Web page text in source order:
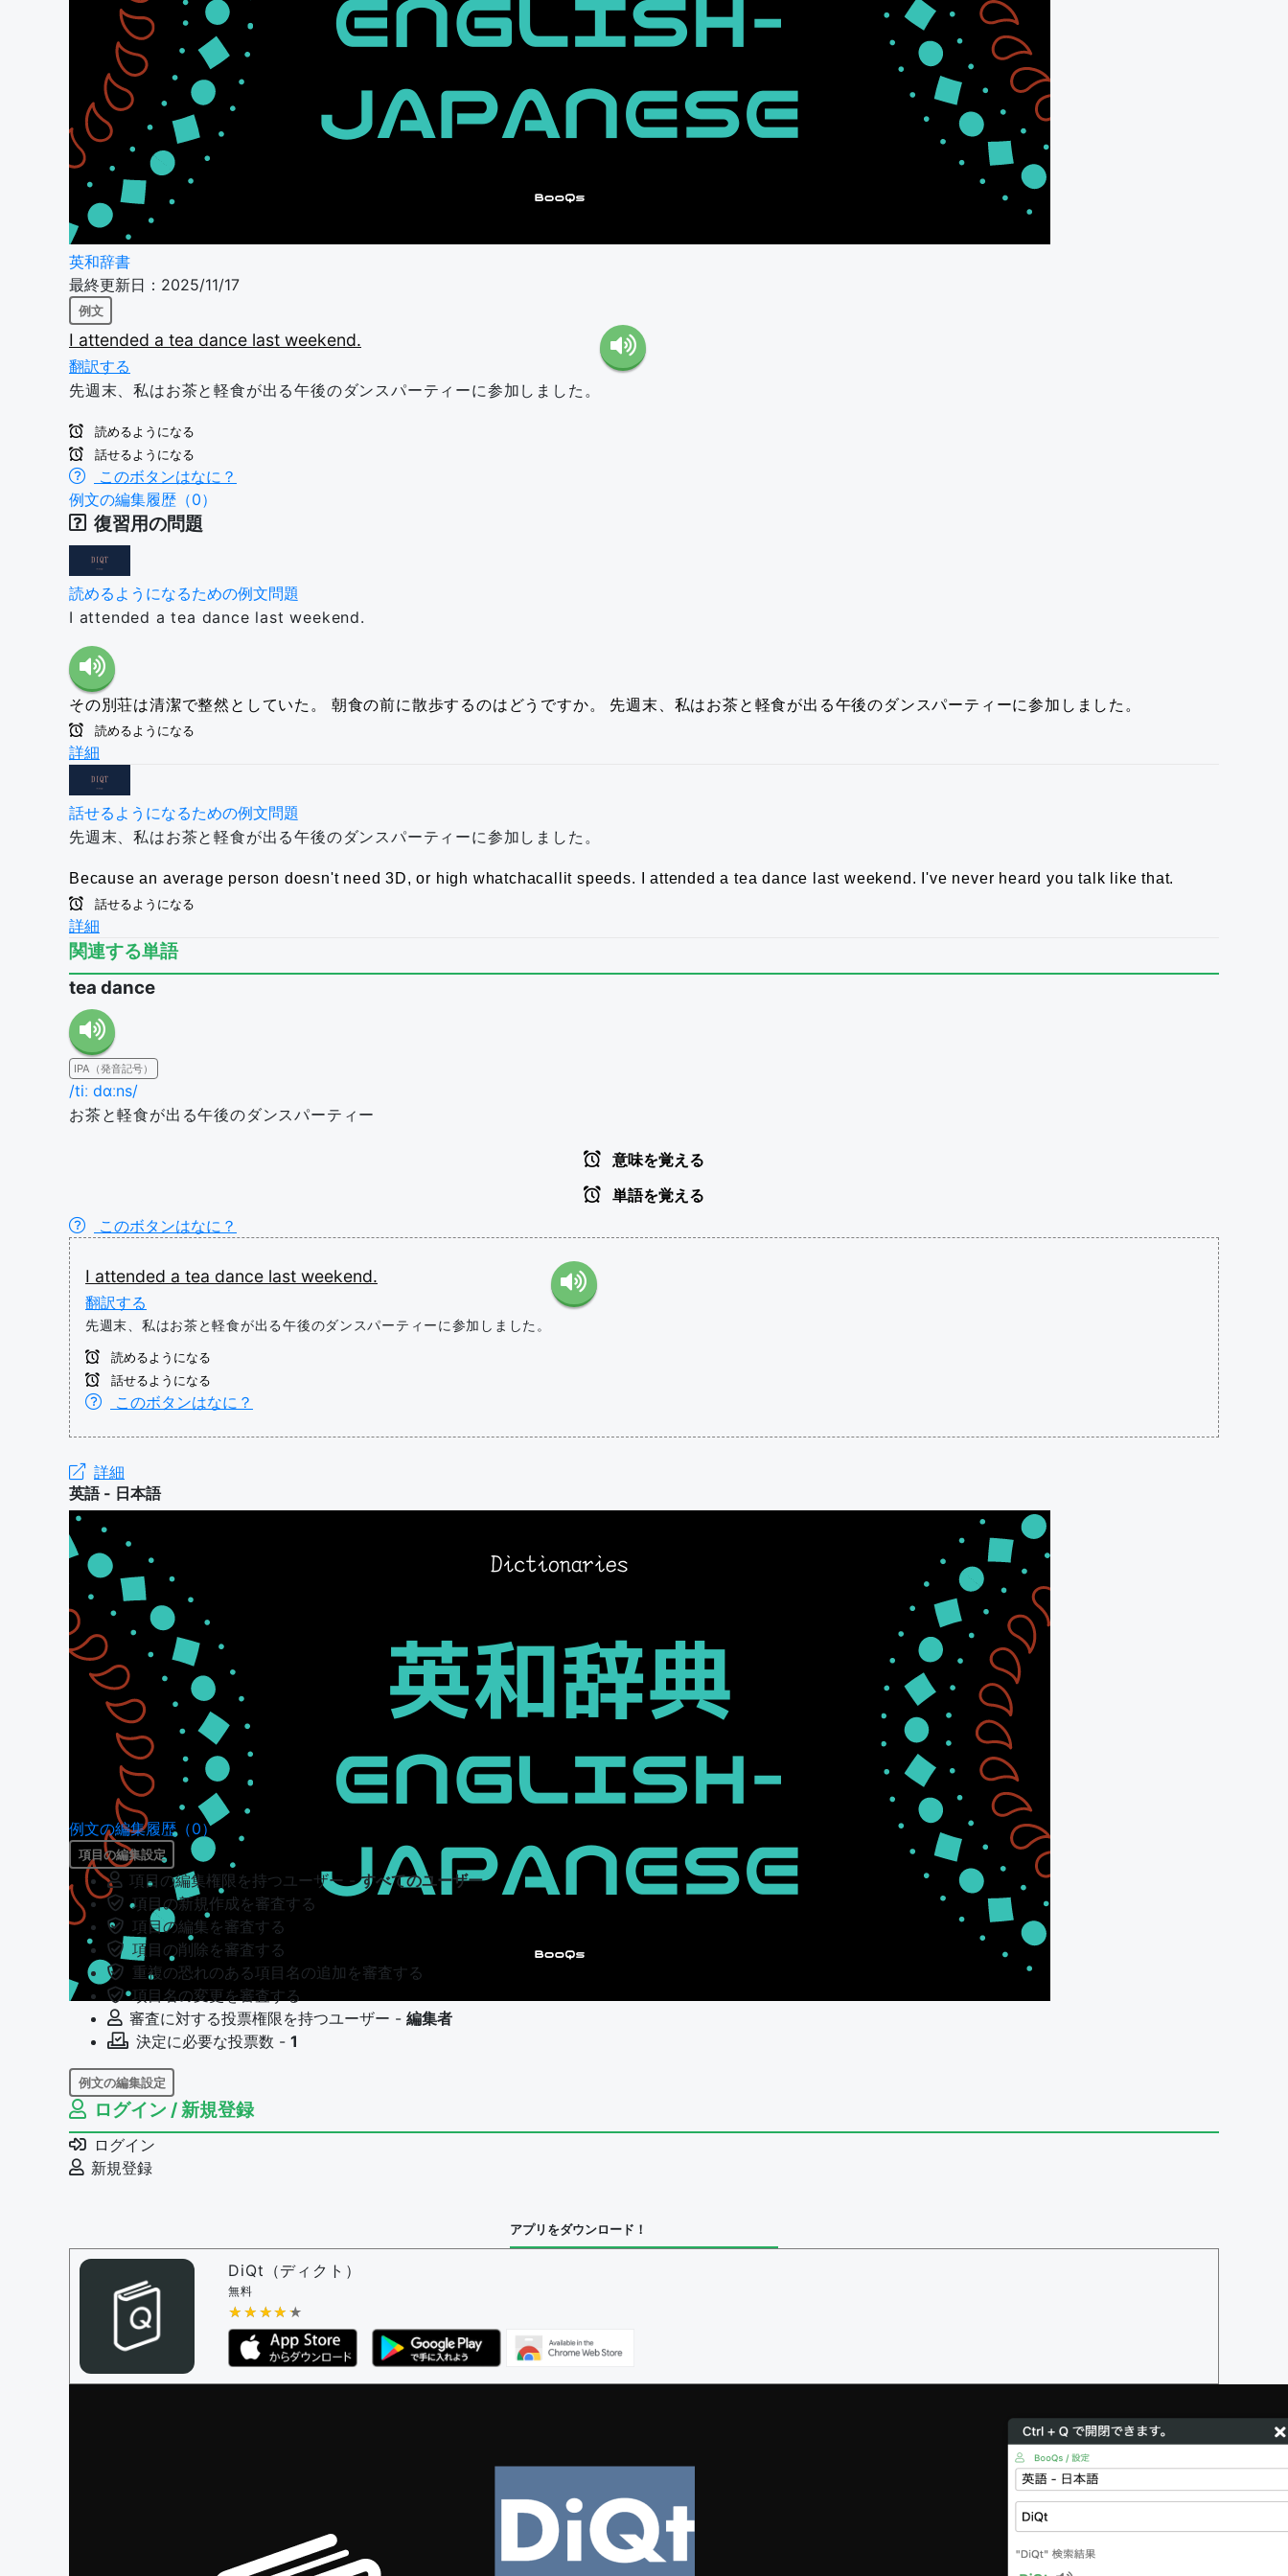
英和辞書
最終更新日：2025/11/17
例文
I attended a tea dance last weekend.
翻訳する
先週末、私はお茶と軽食が出る午後のダンスパーティーに参加しました。
読めるようになる
話せるようになる
このボタンはなに？
例文の編集履歴（0）
復習用の問題
読めるようになるための例文問題
I attended a tea dance last weekend.
その別荘は清潔で整然としていた。 朝食の前に散歩するのはどうですか。 先週末、私はお茶と軽食が出る午後のダンスパーティーに参加しました。
読めるようになる
詳細
話せるようになるための例文問題
先週末、私はお茶と軽食が出る午後のダンスパーティーに参加しました。
Because an average person doesn't need 3D, or high whatchacallit speeds. I attended a tea dance last weekend. I've never heard you talk like that.
話せるようになる
詳細
関連する単語
tea dance
IPA（発音記号）
/tiː dɑːns/
お茶と軽食が出る午後のダンスパーティー
意味を覚える
単語を覚える
このボタンはなに？
I attended a tea dance last weekend.
翻訳する
先週末、私はお茶と軽食が出る午後のダンスパーティーに参加しました。
読めるようになる
話せるようになる
このボタンはなに？
詳細
英語 - 日本語
例文の編集履歴（0）
項目の編集設定
項目の編集権限を持つユーザー -すべてのユーザー
項目の新規作成を審査する
項目の編集を審査する
項目の削除を審査する
重複の恐れのある項目名の追加を審査する
項目名の変更を審査する
審査に対する投票権限を持つユーザー - 編集者
決定に必要な投票数 - 1
例文の編集設定
例文の編集権限を持つユーザー -
例文の編集を審査する
例文の削除を審査する
審査に対する投票権限を持つユーザー -
問題の編集権限を持つユーザー -
審査に対する投票権限を持つユーザー -
決定に必要な投票数 -1
編集ガイドライン
ログイン / 新規登録
ログイン
新規登録
アプリをダウンロード！
DiQt（ディクト）
無料
★★★★★
★★★★★